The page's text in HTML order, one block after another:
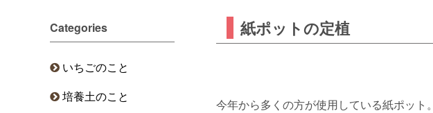
紙ポットの定植
今年から多くの方が使用している紙ポット。
Categories
いちごのこと
培養土のこと